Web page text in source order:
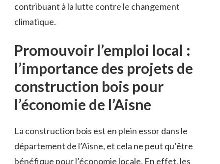
contribuant à⁢ la lutte contre le⁤ changement
climatique.
Promouvoir l’emploi​ local ​: ​
l’importance ‍des projets de
construction bois⁤ pour
l’économie de‌ l’Aisne
La construction bois est en plein essor dans ⁤le‍
département de l’Aisne, et cela ne‍ peut qu’être
bénéfique pour l’économie locale. En effet, les